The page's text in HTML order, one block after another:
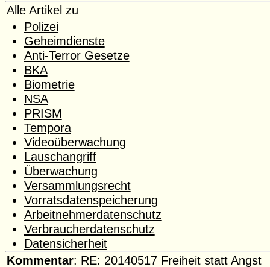
Alle Artikel zu
Polizei
Geheimdienste
Anti-Terror Gesetze
BKA
Biometrie
NSA
PRISM
Tempora
Videoüberwachung
Lauschangriff
Überwachung
Versammlungsrecht
Vorratsdatenspeicherung
Arbeitnehmerdatenschutz
Verbraucherdatenschutz
Datensicherheit
Kommentar: RE: 20140517 Freiheit statt Angst